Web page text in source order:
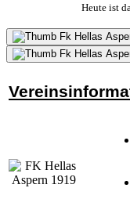
Heute ist